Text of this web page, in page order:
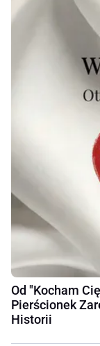
Od "Kocham
Pierścionek
Historii